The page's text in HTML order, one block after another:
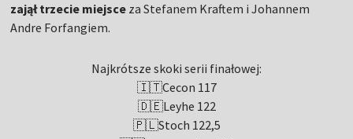
zajął trzecie miejsce za Stefanem Kraftem i Johannem
Andre Forfangiem.
Najkrótsze skoki serii finałowej:
🇮🇹Cecon 117
🇩🇪Leyhe 122
🇵🇱Stoch 122,5